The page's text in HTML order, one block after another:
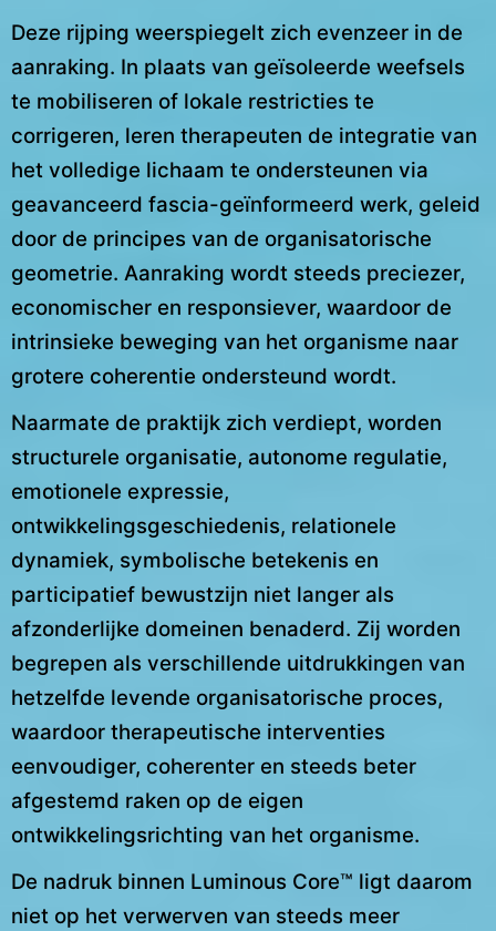
Deze rijping weerspiegelt zich evenzeer in de
aanraking. In plaats van geïsoleerde weefsels
te mobiliseren of lokale restricties te
corrigeren, leren therapeuten de integratie van
het volledige lichaam te ondersteunen via
geavanceerd fascia-geïnformeerd werk, geleid
door de principes van de organisatorische
geometrie. Aanraking wordt steeds preciezer,
economischer en responsiever, waardoor de
intrinsieke beweging van het organisme naar
grotere coherentie ondersteund wordt.
Naarmate de praktijk zich verdiept, worden
structurele organisatie, autonome regulatie,
emotionele expressie,
ontwikkelingsgeschiedenis, relationele
dynamiek, symbolische betekenis en
participatief bewustzijn niet langer als
afzonderlijke domeinen benaderd. Zij worden
begrepen als verschillende uitdrukkingen van
hetzelfde levende organisatorische proces,
waardoor therapeutische interventies
eenvoudiger, coherenter en steeds beter
afgestemd raken op de eigen
ontwikkelingsrichting van het organisme.
De nadruk binnen Luminous Core™ ligt daarom
niet op het verwerven van steeds meer